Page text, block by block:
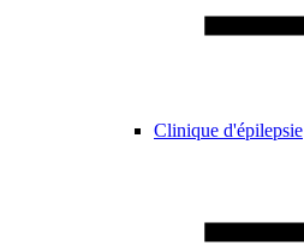
Clinique d'épilepsie